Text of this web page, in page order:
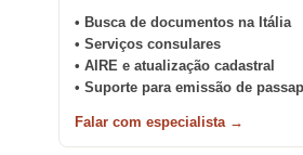
• Busca de documentos na Itália
• Serviços consulares
• AIRE e atualização cadastral
• Suporte para emissão de
Falar com especialista →